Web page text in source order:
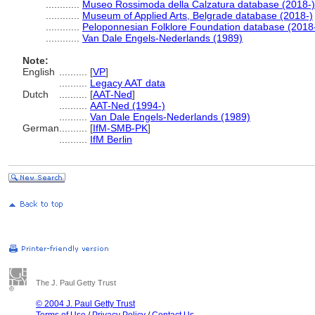
Museo Rossimoda della Calzatura database (2018-)
Museum of Applied Arts, Belgrade database (2018-)
Peloponnesian Folklore Foundation database
Van Dale Engels-Nederlands (1989)
Note:
English
[VP]
Legacy AAT data
Dutch
[AAT-Ned]
AAT-Ned (1994-)
Van Dale Engels-Nederlands (1989)
German
[IfM-SMB-PK]
IfM Berlin
The J. Paul Getty Trust
© 2004 J. Paul Getty Trust